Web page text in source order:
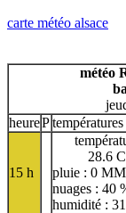
villes
F
H
I J K L
R S T
V
W X Y Z
carte météo alsace
météo
heureP
15 h
28.6 C
pluie : 0 MM
nuages : 40
humidité :